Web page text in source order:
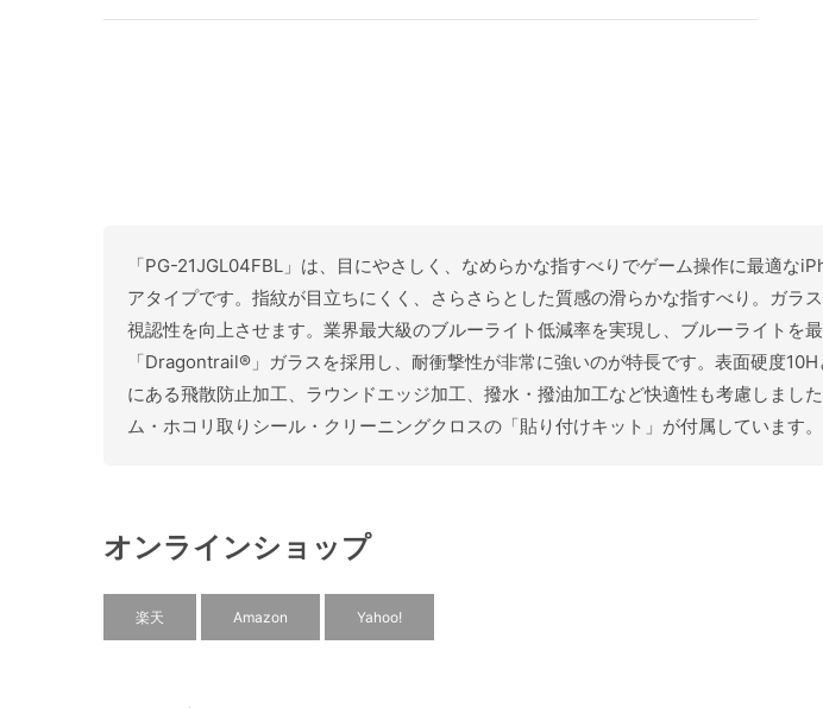
「PG-21JGL04FBL」は、目にやさしく、なめらかな指すべりでゲーム操作に最適
アタイプです。指紋が目立ちにくく、さらさらとした質感の滑らかな指すべり。ガ
視認性を向上させます。業界最大級のブルーライト低減率を実現し、ブルーライト
「Dragontrail®」ガラスを採用し、耐衝撃性が非常に強いのが特長です。表面硬度
にある飛散防止加工、ラウンドエッジ加工、撥水・撥油加工など快適性も考慮しま
ム・ホコリ取りシール・クリーニングクロスの「貼り付けキット」が付属しています。
オンラインショップ
楽天 Amazon Yahoo!